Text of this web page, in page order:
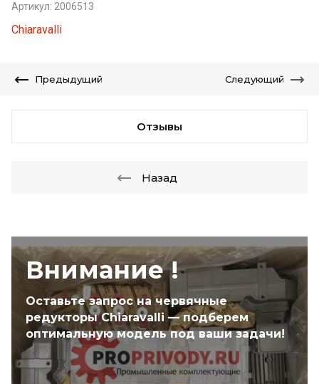
Внимание !
Оставьте запрос на червячные
редукторы Chiaravalli — подберем
оптимальную модель под ваши задачи!
Артикул: 2006513
Chiaravalli
Предыдущий Следующий
Отзывы
Назад